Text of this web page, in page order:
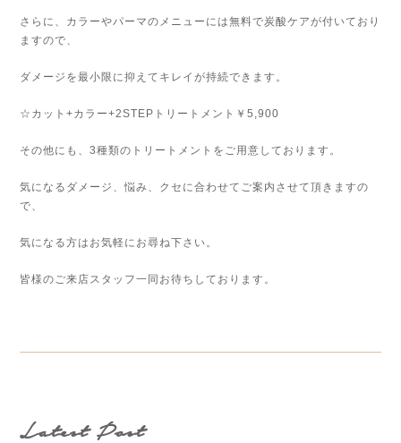
さらに、カラーやパーマのメニューには無料で炭酸ケアが付いており
ますので、
ダメージを最小限に抑えてキレイが持続できます。
☆カット+カラー+2STEPトリートメント￥5,900
その他にも、3種類のトリートメントをご用意しております。
気になるダメージ、悩み、クセに合わせてご案内させて頂きますの
で、
気になる方はお気軽にお尋ね下さい。
皆様のご来店スタッフ一同お待ちしております。
Latest Post